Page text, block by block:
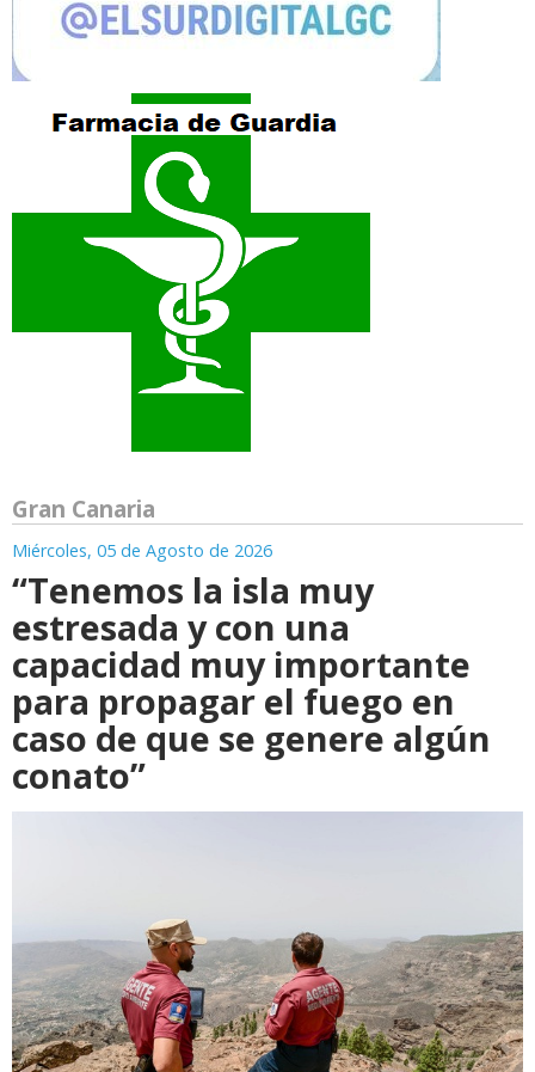
Gran Canaria
Miércoles, 05 de Agosto de 2026
“Tenemos la isla muy
estresada y con una
capacidad muy importante
para propagar el fuego en
caso de que se genere algún
conato”